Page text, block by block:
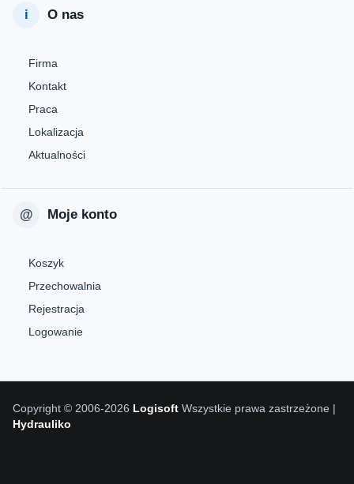
O nas
Firma
Kontakt
Praca
Lokalizacja
Aktualności
Moje konto
Koszyk
Przechowalnia
Rejestracja
Logowanie
Copyright © 2006-2026 Logisoft Wszystkie prawa zastrzeżone |
Hydrauliko